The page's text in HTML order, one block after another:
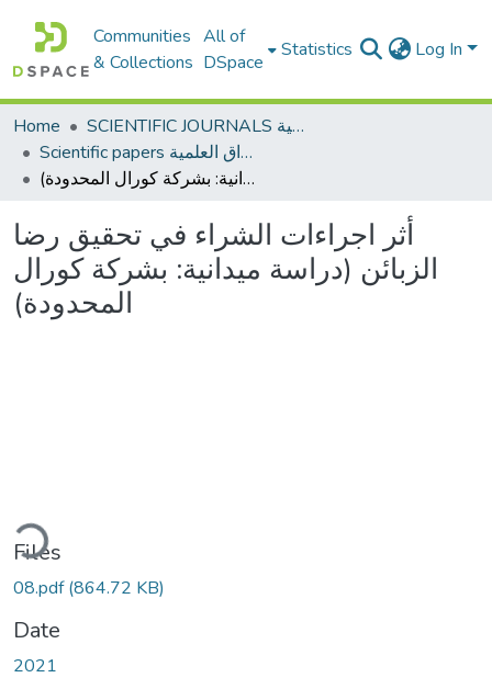
Communities
& Collections
All of
DSpace
Statistics Log In
Home
SCIENTIFIC JOURNALS المجلات العلمية
Scientific papers الأوراق العلمية
أثر اجراءات الشراء في تحقيق رضا الزبائن (دراسة ميدانية: بشركة كورال المحدودة)
أثر اجراءات الشراء في تحقيق رضا
الزبائن (دراسة ميدانية: بشركة كورال
المحدودة)
Files
08.pdf(864.72 KB)
Date
2021